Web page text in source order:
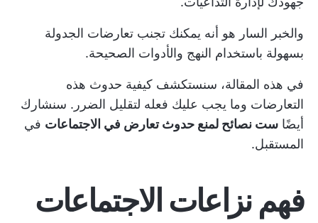
والخبر السار هو أنه يمكنك تجنب تعارضات الجدولة
بسهولة باستخدام النهج والأدوات الصحيحة.
في هذه المقالة، سنستكشف كيفية حدوث هذه
التعارضات وما يجب عليك فعله لتقليل الضرر. سنشارك
أيضًا ست نصائح لمنع حدوث تعارض في الاجتماعات في
المستقبل.
فهم نزاعات الاجتماعات